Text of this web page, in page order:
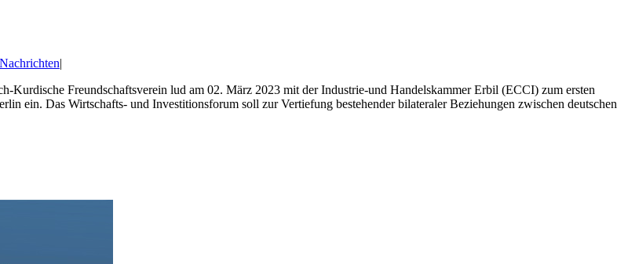
Nachrichten|
Freundschaftsverein lud am 02. März 2023 mit der Industrie-und Handelskammer Erbil (ECCI) zum ersten
ein. Das Wirtschafts- und Investitionsforum soll zur Vertiefung bestehender bilateraler Beziehungen zwischen deutschen